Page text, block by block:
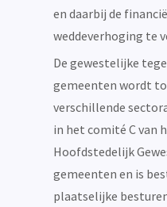
en daarbij de
weddeverhoging te
De gewestelijke
gemeenten wordt
verschillende
in het comité C van
Hoofdstedelijk
gemeenten en is
plaatselijke